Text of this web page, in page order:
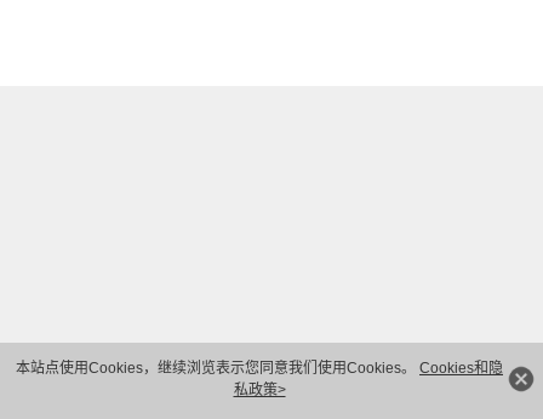
本站点使用Cookies，继续浏览表示您同意我们使用Cookies。 Cookies和隐
私政策>